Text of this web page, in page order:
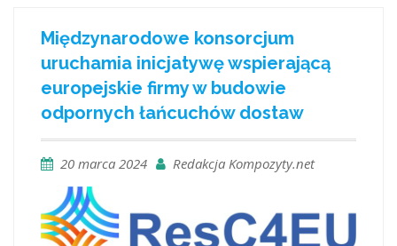
Międzynarodowe konsorcjum
uruchamia inicjatywę wspierającą
europejskie firmy w budowie
odpornych łańcuchów dostaw
20 marca 2024 Redakcja Kompozyty.net